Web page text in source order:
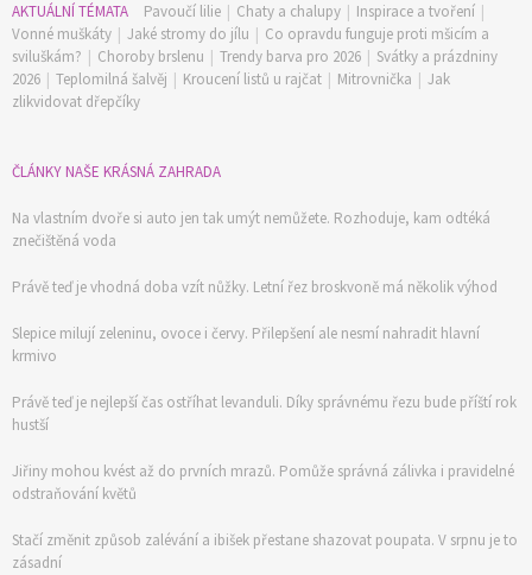
AKTUÁLNÍ TÉMATA Pavoučí lilie | Chaty a chalupy | Inspirace a tvoření |
Vonné muškáty | Jaké stromy do jílu | Co opravdu funguje proti mšicím a
sviluškám? | Choroby brslenu | Trendy barva pro 2026 | Svátky a prázdniny
2026 | Teplomilná šalvěj | Kroucení listů u rajčat | Mitrovnička | Jak
zlikvidovat dřepčíky
ČLÁNKY NAŠE KRÁSNÁ ZAHRADA
Na vlastním dvoře si auto jen tak umýt nemůžete. Rozhoduje, kam odtéká
znečištěná voda
Právě teď je vhodná doba vzít nůžky. Letní řez broskvoně má několik výhod
Slepice milují zeleninu, ovoce i červy. Přilepšení ale nesmí nahradit hlavní
krmivo
Právě teď je nejlepší čas ostříhat levanduli. Díky správnému řezu bude příští rok
hustší
Jiřiny mohou kvést až do prvních mrazů. Pomůže správná zálivka i pravidelné
odstraňování květů
Stačí změnit způsob zalévání a ibišek přestane shazovat poupata. V srpnu je to
zásadní